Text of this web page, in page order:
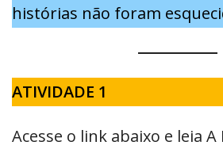
histórias não foram
ATIVIDADE 1
Acesse o link abaixo e leia